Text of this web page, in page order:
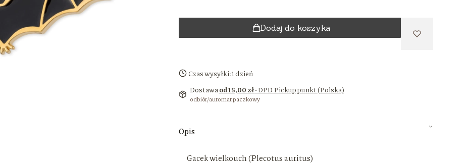
Dodaj do koszyka
Czas wysyłki:1 dzień
Dostawaod 15,00 zł- DPD Pickup punkt (Polska)
odbiór/automat paczkowy
Opis
Gacek wielkouch (Plecotus auritus)